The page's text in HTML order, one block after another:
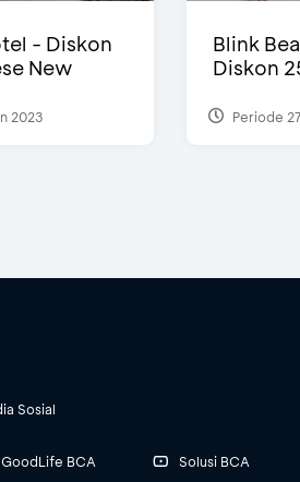
- Diskon
New
2023
Blink
Diskon
Periode
Sosial
GoodLife BCA Solusi BCA